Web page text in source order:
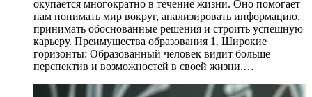
окупается многократно в течение жизни. Оно помогает
нам понимать мир вокруг, анализировать информацию,
принимать обоснованные решения и строить успешную
карьеру. Преимущества образования 1. Широкие
горизонты: Образованный человек видит больше
перспектив и возможностей в своей жизни.…